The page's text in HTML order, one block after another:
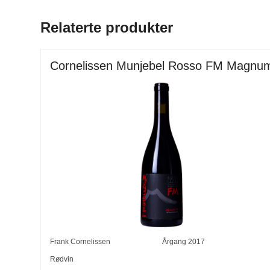
Relaterte produkter
Cornelissen Munjebel Rosso FM
Frank Cornelissen Årgang 2017
Rødvin